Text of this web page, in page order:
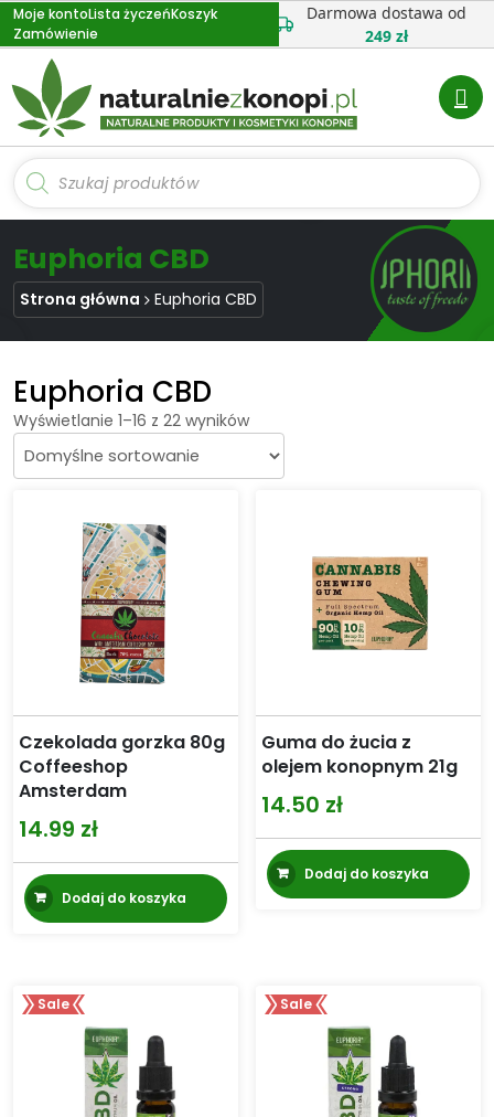
Przejdź
do
treści
Moje kontoLista życzeńKoszyk
Zamówienie
Darmowa dostawa od
249 zł
Wyszukiwarka
produktów
Euphoria CBD
Strona główna Euphoria CBD
Euphoria CBD
Wyświetlanie 1–16 z 22 wyników
Czekolada gorzka 80g
Coffeeshop
Amsterdam
14.99 zł
Dodaj do koszyka
Guma do żucia z
olejem konopnym 21g
14.50 zł
Dodaj do koszyka
Sale Sale